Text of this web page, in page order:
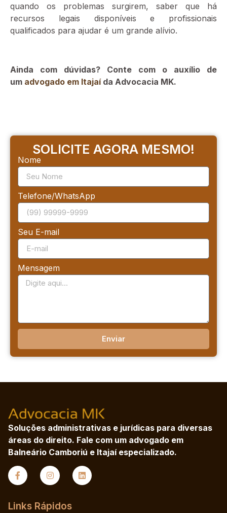
quando os problemas surgirem, saber que há
recursos legais disponíveis e profissionais
qualificados para ajudar é um grande alívio.
Ainda com dúvidas? Conte com o auxílio de
um advogado em Itajaída Advocacia MK.
SOLICITE AGORA MESMO!
Nome
Telefone/WhatsApp
Seu E-mail
Mensagem
Enviar
Soluções administrativas e jurídicas para diversas
áreas do direito. Fale com um advogado em
Balneário Camboriú e Itajaí especializado.
Links Rápidos